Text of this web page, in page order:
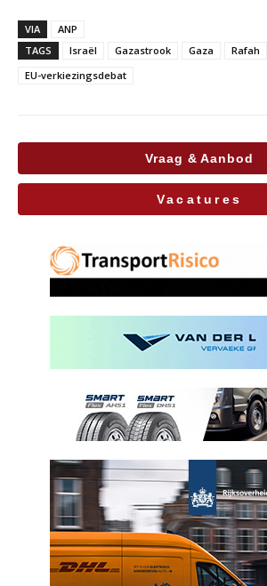
VIA
ANP
TAGS
Israël Gazastrook Gaza Rafah
EU-verkiezingsdebat
Vraag & Aanbod
Vacatures